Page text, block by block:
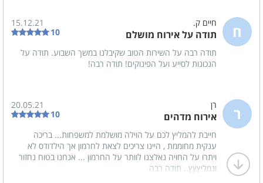
מתאים לאירועים
זוגות
ערבי גיבוש
הצעות נישואין
שבתות חתן
מטבח מאובזר
כיריים חשמליות
מיקרוגל
תמי 4
ח חיים ק.
תודה על אירוח מושלם
15.12.21
10
תודה רבה על השירות הטוב שקיבלנו במשך השבוע. תודה על
הנכונות לסייע ועל הפינוקים! תודה רבה!
ר רן
אירוח מדהים
20.05.21
10
חייבת להמליץ לכם על הוילה מושלמת למשפחות... בריכה
ענקית מחוממת , היינו צריכים לצאת לחרמון אך הילדודס לא
ויתרו על החויה נאלצנו לוותר על החרמון ... אנחנו בטוח נחזור
ונמליץץץ.. תודה רבה